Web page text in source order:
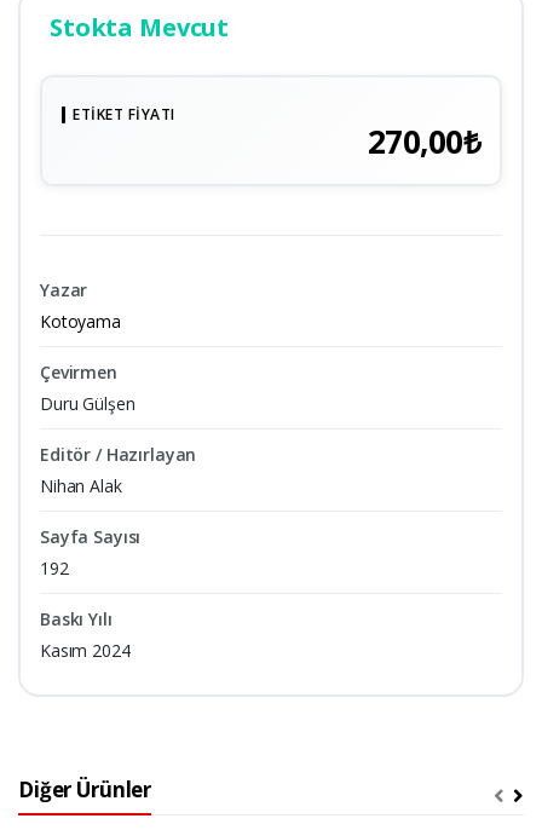
Stokta Mevcut
ETIKET FIYATI
270,00₺
Yazar
Kotoyama
Çevirmen
Duru Gülşen
Editör / Hazırlayan
Nihan Alak
Sayfa Sayısı
192
Baskı Yılı
Kasım 2024
Diğer Ürünler